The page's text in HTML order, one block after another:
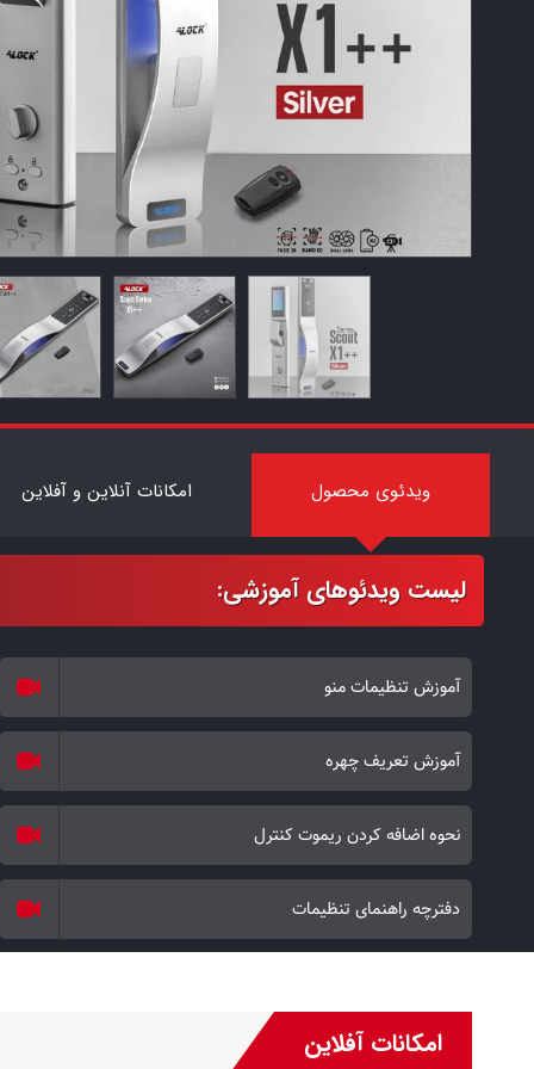
ویدئوی محصول امکانات آنلاین و آفلاین
آموزش تنظیمات منو
آموزش تعریف چهره
نحوه اضافه کردن ریموت کنترل
دفترچه راهنمای تنظیمات
امکانات آفلاین